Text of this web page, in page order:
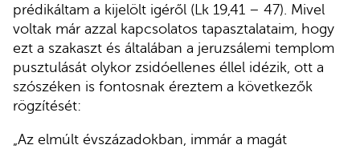
prédikáltam a kijelölt igéről (Lk 19,41 – 47). Mivel
voltak már azzal kapcsolatos tapasztalataim, hogy
ezt a szakaszt és általában a jeruzsálemi templom
pusztulását olykor zsidóellenes éllel idézik, ott a
szószéken is fontosnak éreztem a következők
rögzítését:
„Az elmúlt évszázadokban, immár a magát